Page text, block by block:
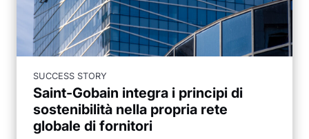
SUCCESS STORY
Saint-Gobain integra i principi di
sostenibilità nella propria rete
globale di fornitori